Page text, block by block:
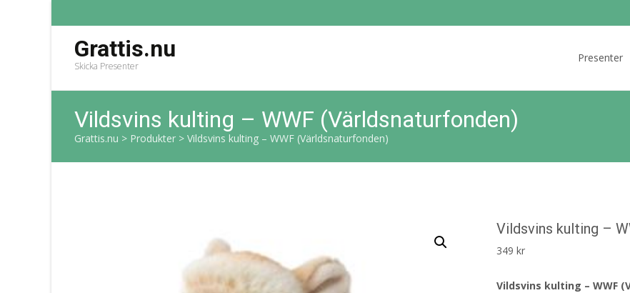
Grattis.nu
Skicka Presenter
Presenter
Vildsvins kulting – WWF (Världsnaturfonden)
Grattis.nu > Produkter > Vildsvins kulting – WWF (Världsnaturfonden)
Vildsvins kulting –
349 kr
Vildsvins kulting – WWF